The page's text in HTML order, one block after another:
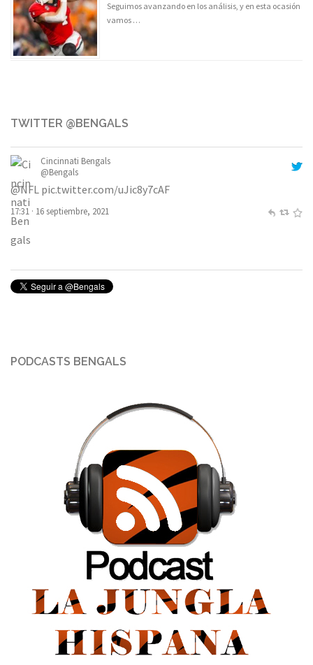
Seguimos avanzando en los análisis, y en esta ocasión
vamos …
TWITTER @BENGALS
Cincinnati Bengals
@Bengals
@NFL pic.twitter.com/uJic8y7cAF
17:31 · 16 septiembre, 2021
PODCASTS BENGALS